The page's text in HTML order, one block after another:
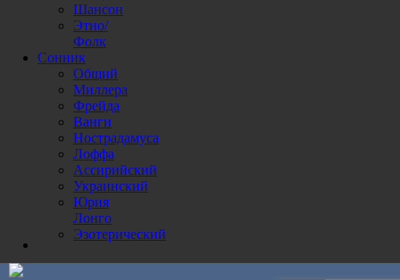
Шансон
Этно/
Фолк
Сонник
Общий
Миллера
Фрейда
Ванги
Нострадамуса
Лоффа
Ассирийский
Украинский
Юрия
Лонго
Эзотерический